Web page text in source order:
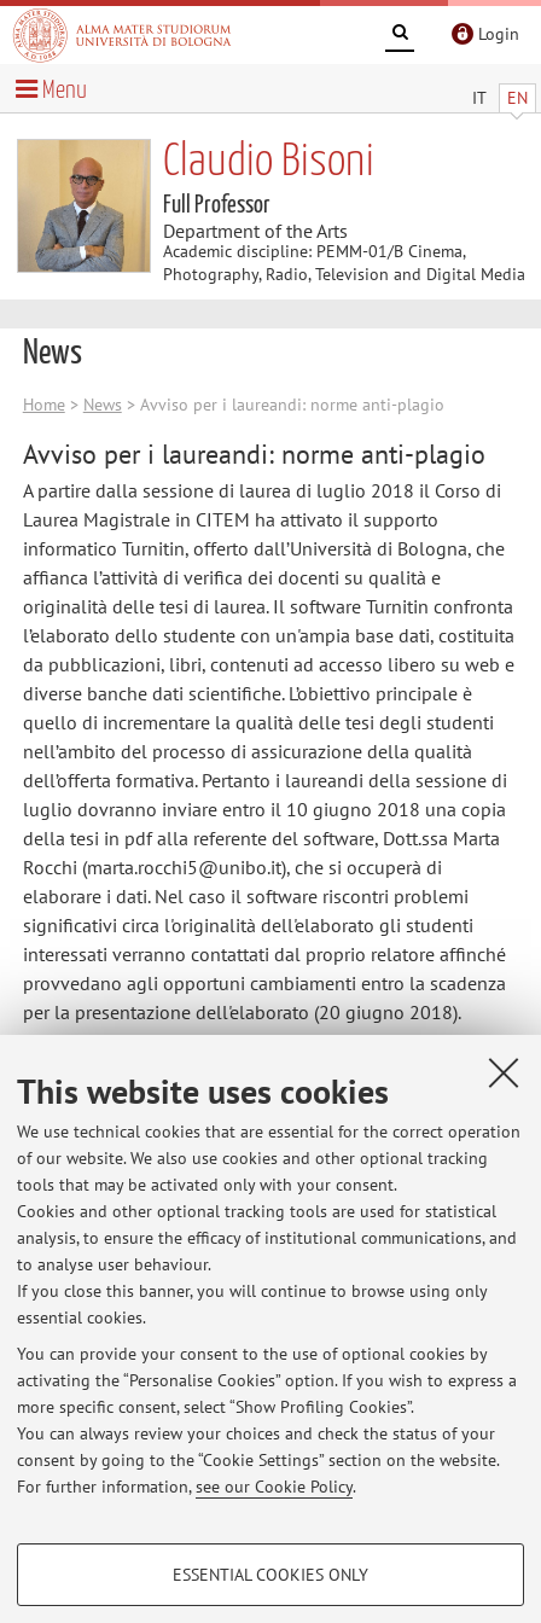
This website uses cookies
We use technical cookies that are essential for the correct operation
of our website. We also use cookies and other optional tracking
tools that may be activated only with your consent.
Cookies and other optional tracking tools are used for statistical
analysis, to ensure the efficacy of institutional communications, and
to analyse user behaviour.
If you close this banner, you will continue to browse using only
essential cookies.
You can provide your consent to the use of optional cookies by
activating the “Personalise Cookies” option. If you wish to express a
more specific consent, select “Show Profiling Cookies”.
You can always review your choices and check the status of your
consent by going to the “Cookie Settings” section on the website.
For further information,see our Cookie Policy.
PROFILING COOKIES - OPTIONAL
ESSENTIAL COOKIES ONLY
Login
IT EN
Menu
Claudio Bisoni
Full Professor
Department of the Arts
Academic discipline: PEMM-01/B Cinema,
Photography, Radio, Television and Digital Media
News
Home> News > Avviso per i laureandi: norme anti-plagio
Avviso per i laureandi: norme anti-plagio
A partire dalla sessione di laurea di luglio 2018 il Corso di
Laurea Magistrale in CITEM ha attivato il supporto
informatico Turnitin, offerto dall’Università di Bologna, che
affianca l’attività di verifica dei docenti su qualità e
originalità delle tesi di laurea. Il software Turnitin confronta
l’elaborato dello studente con un'ampia base dati, costituita
da pubblicazioni, libri, contenuti ad accesso libero su web e
diverse banche dati scientifiche. L’obiettivo principale è
quello di incrementare la qualità delle tesi degli studenti
nell’ambito del processo di assicurazione della qualità
dell’offerta formativa. Pertanto i laureandi della sessione di
luglio dovranno inviare entro il 10 giugno 2018 una copia
della tesi in pdf alla referente del software, Dott.ssa Marta
Rocchi (marta.rocchi5@unibo.it), che si occuperà di
elaborare i dati. Nel caso il software riscontri problemi
significativi circa l'originalità dell'elaborato gli studenti
interessati verranno contattati dal proprio relatore affinché
provvedano agli opportuni cambiamenti entro la scadenza
per la presentazione dell'elaborato (20 giugno 2018).
Latest news
Date ricevimenti settembre-dicembre 2026
Published on: October 17 2024
Per chi intende chiedere la tesi e per i laureandi: modalità per
chiedere una tesi/ modalità di consegna dei materiali relativi alle
tesi di laurea
Published on: April 30 2020
Avviso per i laureandi: norme anti-plagio
Published on: June 06 2018
Restricted area